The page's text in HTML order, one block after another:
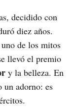
decidido con
diez años.
de los mitos
llevó el premio
y la belleza. En
un adorno: es